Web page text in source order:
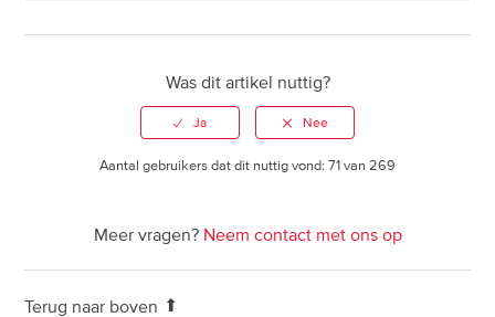
Hoe vind ik het dichtstbijzijnde UPS Access Point?
Hoe kan ik mijn pakket bij een UPS Access Point
UPS bezorginformatie
Zie meer
Was dit artikel nuttig?
Aantal gebruikers dat dit nuttig vond: 71 van 269
Meer vragen? Neem contact met ons op
Terug naar boven